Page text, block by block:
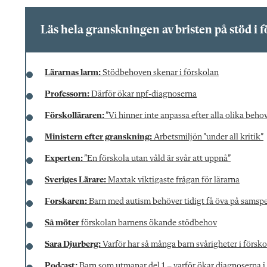
Läs hela granskningen av bristen på stöd i
Lärarnas larm: Stödbehoven skenar i förskolan
Professorn: Därför ökar npf-diagnoserna
Förskolläraren:”Vi hinner inte anpassa efter alla olika
Ministern efter granskning: Arbetsmiljön ”under all kritik”
Experten:”En förskola utan våld är svår att uppnå”
Sveriges Lärare: Maxtak viktigaste frågan för lärarna
Forskaren: Barn med autism behöver tidigt få öva på
Så möter förskolan barnens ökande stödbehov
Sara Djurberg: Varför har så många barn svårigheter i